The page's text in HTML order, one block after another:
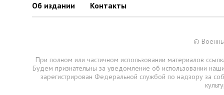
Об издании Контакты
©
При полном или частичном использовании материалов
Будем признательны за уведомление об использовании
зарегистрирован Федеральной службой по надзору за